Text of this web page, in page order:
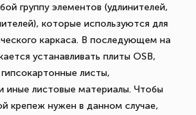
группу элементов (удлинителей,
которые используются для
каркаса. В последующем на
устанавливать плиты OSB,
листы,
иные листовые материалы. Чтобы
крепеж нужен в данном случае,